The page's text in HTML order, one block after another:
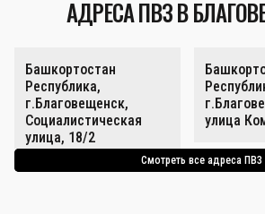
АДРЕСА ПВЗ В
Башкортостан
Республика,
г.Благовещенск,
Социалистическая
улица, 18/2
улица
Смотреть все адреса ПВЗ